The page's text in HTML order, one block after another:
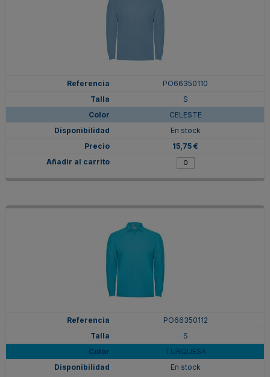
PO66350110
S
CELESTE
En stock
15,75 €
PO66350112
S
TURQUESA
En stock